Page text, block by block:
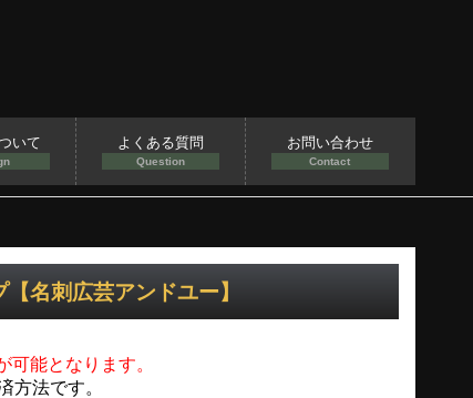
いて よくある質問
Question
お問い合わせ
Contact
名刺広芸アンドユー】
能となります。
方法です。